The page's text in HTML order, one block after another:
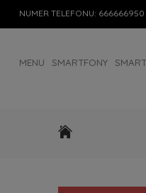
NUMER TELEFONU: 666666950
MENU SMARTFONY